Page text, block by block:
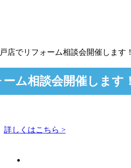
でリフォーム相談会開催します！
ム相談会開催します
詳しくはこちら >